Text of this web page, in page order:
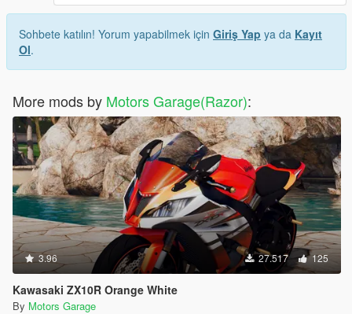
Sohbete katılın! Yorum yapabilmek için Giriş Yap ya da Kayıt
Ol.
More mods by Motors Garage(Razor):
3.96 27.517 125
Kawasaki ZX10R Orange White
By Motors Garage